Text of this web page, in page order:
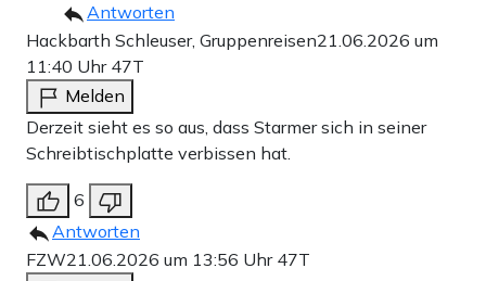
Antworten
Hackbarth Schleuser, Gruppenreisen21.06.2026 um
11:40 Uhr 47T
Melden
Derzeit sieht es so aus, dass Starmer sich in seiner
Schreibtischplatte verbissen hat.
6
Antworten
FZW21.06.2026 um 13:56 Uhr 47T